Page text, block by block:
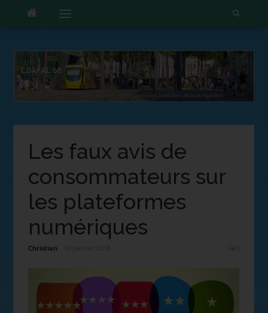
Menu
Les faux avis de
consommateurs sur
les plateformes
numériques
Christian